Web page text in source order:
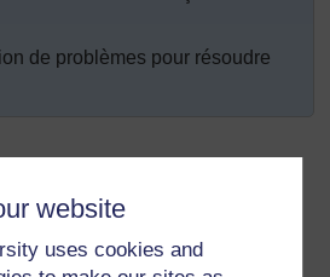
website
uses cookies and
de problèmes pour résoudre
tous de pouvoir gérer
d’opinions et les